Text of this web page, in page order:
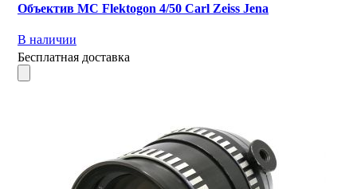
Объектив MC Flektogon 4/50 Carl Zeiss Jena
В наличии
Бесплатная доставка